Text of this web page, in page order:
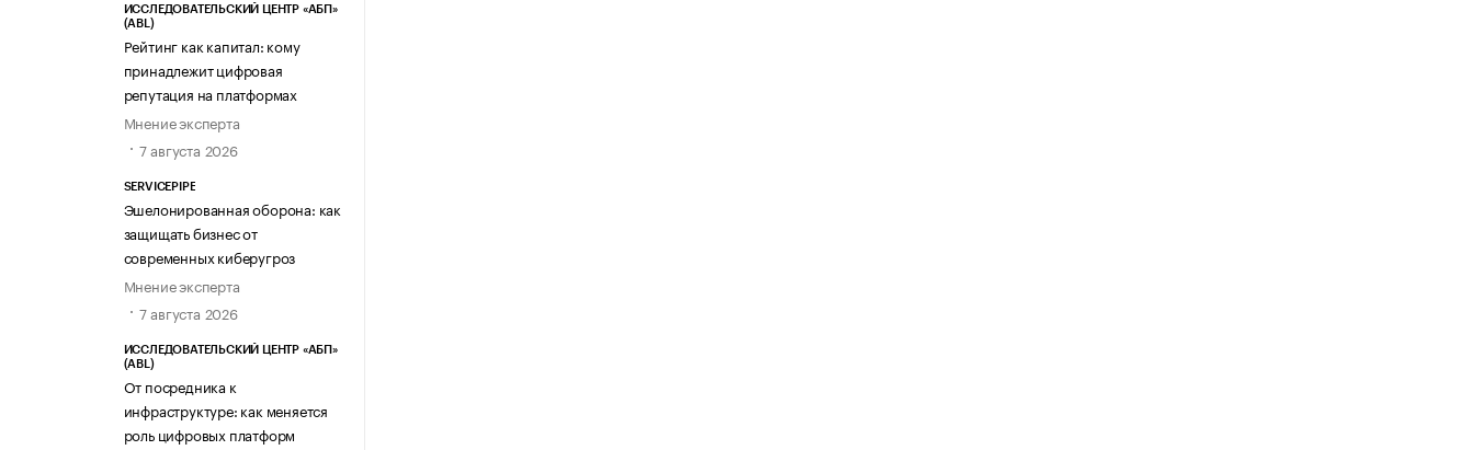
ИССЛЕДОВАТЕЛЬСКИЙ ЦЕНТР «АБП»
(ABL)
Рейтинг как капитал: кому
принадлежит цифровая
репутация на платформах
Мнение эксперта
7 августа 2026
SERVICEPIPE
Эшелонированная оборона: как
защищать бизнес от
современных киберугроз
Мнение эксперта
7 августа 2026
ИССЛЕДОВАТЕЛЬСКИЙ ЦЕНТР «АБП»
(ABL)
От посредника к
инфраструктуре: как меняется
роль цифровых платформ